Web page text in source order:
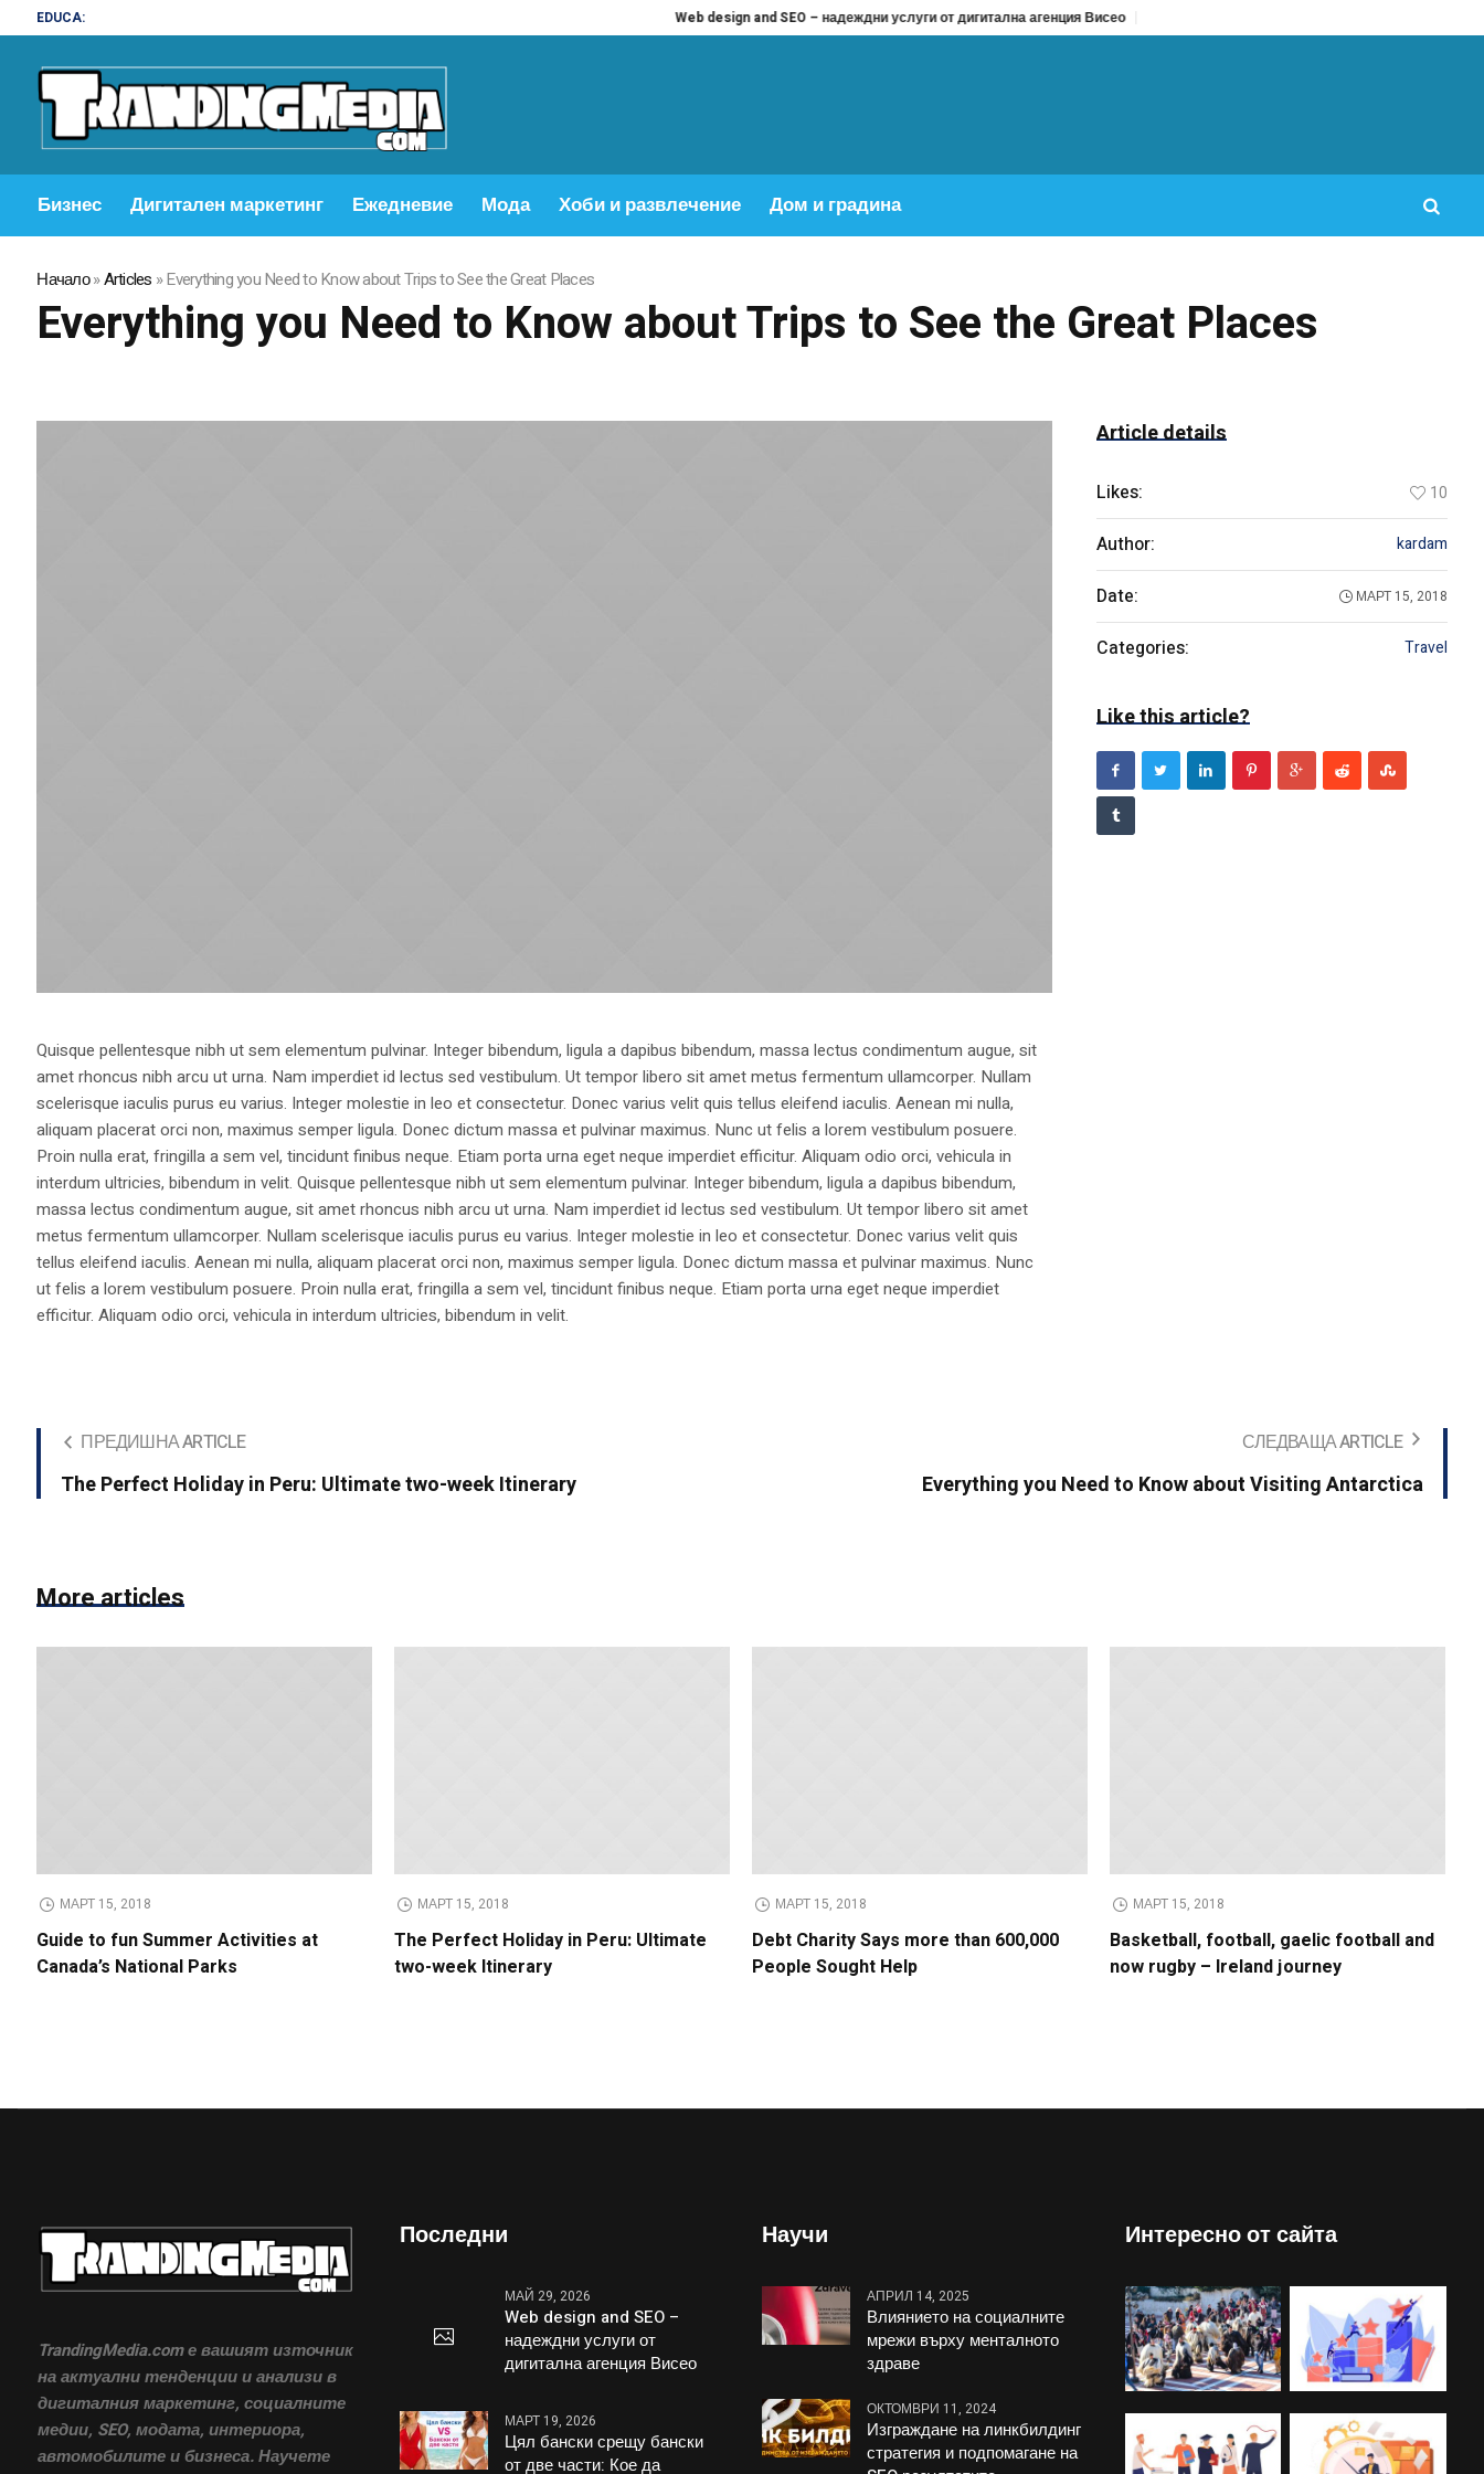
EDUCA: Web design and SEO – надеждни услуги от дигитална агенция Висео Цял бански срещу бански от две части: Кое да изберем за
Бизнес Дигитален маркетинг Ежедневие Мода Хоби и развлечение Дом и градина
Начало»Articles »Everything you Need to Know about Trips to See the Great Places
Everything you Need to Know about Trips to See the Great Places
Quisque pellentesque nibh ut sem elementum pulvinar. Integer bibendum, ligula a dapibus bibendum, massa lectus condimentum augue, sit
amet rhoncus nibh arcu ut urna. Nam imperdiet id lectus sed vestibulum. Ut tempor libero sit amet metus fermentum ullamcorper. Nullam
scelerisque iaculis purus eu varius. Integer molestie in leo et consectetur. Donec varius velit quis tellus eleifend iaculis. Aenean mi nulla,
aliquam placerat orci non, maximus semper ligula. Donec dictum massa et pulvinar maximus. Nunc ut felis a lorem vestibulum posuere.
Proin nulla erat, fringilla a sem vel, tincidunt finibus neque. Etiam porta urna eget neque imperdiet efficitur. Aliquam odio orci, vehicula in
interdum ultricies, bibendum in velit. Quisque pellentesque nibh ut sem elementum pulvinar. Integer bibendum, ligula a dapibus bibendum,
massa lectus condimentum augue, sit amet rhoncus nibh arcu ut urna. Nam imperdiet id lectus sed vestibulum. Ut tempor libero sit amet
metus fermentum ullamcorper. Nullam scelerisque iaculis purus eu varius. Integer molestie in leo et consectetur. Donec varius velit quis
tellus eleifend iaculis. Aenean mi nulla, aliquam placerat orci non, maximus semper ligula. Donec dictum massa et pulvinar maximus. Nunc
ut felis a lorem vestibulum posuere. Proin nulla erat, fringilla a sem vel, tincidunt finibus neque. Etiam porta urna eget neque imperdiet
efficitur. Aliquam odio orci, vehicula in interdum ultricies, bibendum in velit.
Article details
Likes: 10
Author: kardam
Date: МАРТ 15, 2018
Categories: Travel
Like this article?
ПРЕДИШНА ARTICLE
The Perfect Holiday in Peru: Ultimate two-week Itinerary
СЛЕДВАЩА ARTICLE
Everything you Need to Know about Visiting Antarctica
More articles
МАРТ 15, 2018
Guide to fun Summer Activities at
Canada’s National Parks
МАРТ 15, 2018
The Perfect Holiday in Peru: Ultimate
two-week Itinerary
МАРТ 15, 2018
Debt Charity Says more than 600,000
People Sought Help
МАРТ 15, 2018
Basketball, football, gaelic football and
now rugby – Ireland journey
TrandingMedia.com е вашият източник
на актуални тенденции и анализи в
дигиталния маркетинг, социалните
медии, SEO, модата, интериора,
автомобилите и бизнеса. Научете
Последни
МАЙ 29, 2026
Web design and SEO –
надеждни услуги от
дигитална агенция Висео
МАРТ 19, 2026
Цял бански срещу бански
от две части: Кое да
Научи
АПРИЛ 14, 2025
Влиянието на социалните
мрежи върху менталното
здраве
ОКТОМВРИ 11, 2024
Изграждане на линкбилдинг
стратегия и подпомагане на
Интересно от сайта